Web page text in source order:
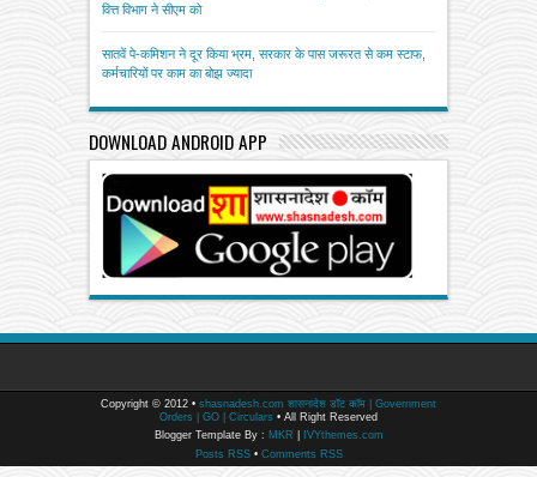
वित्त विभाग ने सीएम को
सातवें पे-कमिशन ने दूर किया भ्रम, सरकार के पास जरूरत से कम स्टाफ,
कर्मचारियों पर काम का बोझ ज्यादा
DOWNLOAD ANDROID APP
Copyright © 2012 • shasnadesh.com शासनादेश डॉट कॉम | Government
Orders | GO | Circulars • All Right Reserved
Blogger Template By : MKR
IVYthemes.com
Posts RSS• Comments RSS